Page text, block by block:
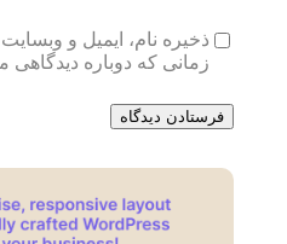
ذخیره نام، ایمیل و
زمانی که دوباره دیدگاهی